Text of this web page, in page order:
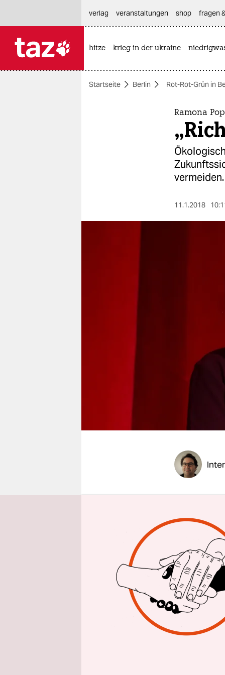
themen
genossenschaft
verlag
veranstaltungen shop fragen
hitze krieg in der ukraine
Startseite Berlin Rot-Rot-Grün in
Ramona
vermeiden.
11.1.2018
taz: Frau
möglichst
Stadt zu
Ramona
auf vier
meisten
Die